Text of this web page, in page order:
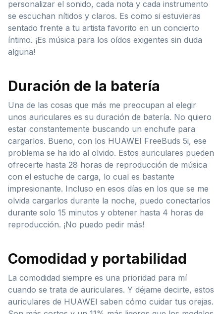
personalizar el sonido, cada nota y cada instrumento
se escuchan nítidos y claros. Es como si estuvieras
sentado frente a tu artista favorito en un concierto
íntimo. ¡Es música para los oídos exigentes sin duda
alguna!
Duración de la batería
Una de las cosas que más me preocupan al elegir
unos auriculares es su duración de batería. No quiero
estar constantemente buscando un enchufe para
cargarlos. Bueno, con los HUAWEI FreeBuds 5i, ese
problema se ha ido al olvido. Estos auriculares pueden
ofrecerte hasta 28 horas de reproducción de música
con el estuche de carga, lo cual es bastante
impresionante. Incluso en esos días en los que se me
olvida cargarlos durante la noche, puedo conectarlos
durante solo 15 minutos y obtener hasta 4 horas de
reproducción. ¡No puedo pedir más!
Comodidad y portabilidad
La comodidad siempre es una prioridad para mí
cuando se trata de auriculares. Y déjame decirte, estos
auriculares de HUAWEI saben cómo cuidar tus orejas.